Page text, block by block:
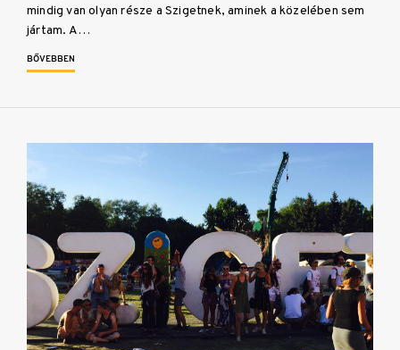
mindig van olyan része a Szigetnek, aminek a közelében sem
jártam. A…
BŐVEBBEN